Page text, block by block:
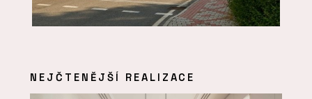
NEJČTENĚJŠÍ REALIZACE